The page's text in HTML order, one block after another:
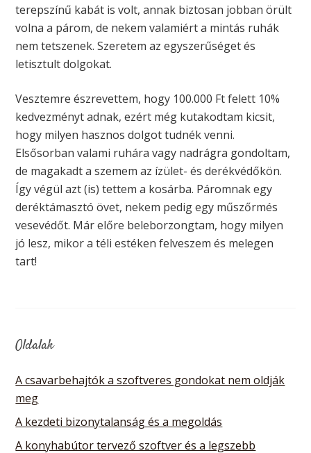
terepszínű kabát is volt, annak biztosan jobban örült
volna a párom, de nekem valamiért a mintás ruhák
nem tetszenek. Szeretem az egyszerűséget és
letisztult dolgokat.
Vesztemre észrevettem, hogy 100.000 Ft felett 10%
kedvezményt adnak, ezért még kutakodtam kicsit,
hogy milyen hasznos dolgot tudnék venni.
Elsősorban valami ruhára vagy nadrágra gondoltam,
de magakadt a szemem az ízület- és derékvédőkön.
Így végül azt (is) tettem a kosárba. Páromnak egy
deréktámasztó övet, nekem pedig egy műszőrmés
vesevédőt. Már előre beleborzongtam, hogy milyen
jó lesz, mikor a téli estéken felveszem és melegen
tart!
Oldalak
A csavarbehajtók a szoftveres gondokat nem oldják
meg
A kezdeti bizonytalanság és a megoldás
A konyhabútor tervező szoftver és a legszebb